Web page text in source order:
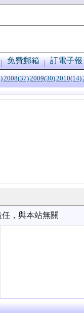
免費郵箱 訂電子報
2008(37)2009(30)2010(14)
，與本站無關